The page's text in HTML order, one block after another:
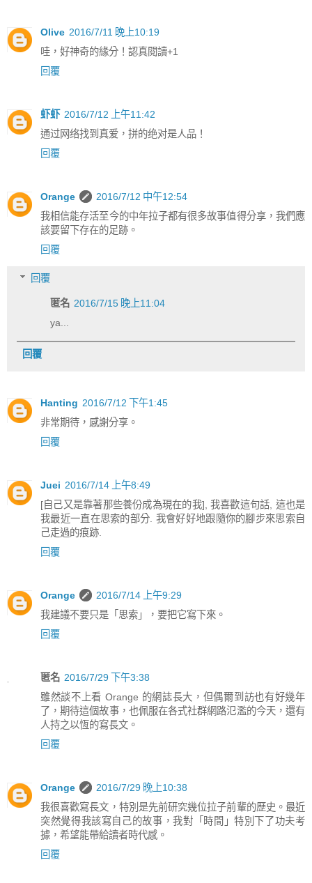
Olive 2016/7/11 晚上10:19
哇，好神奇的緣分！認真閱讀+1
回覆
虾虾 2016/7/12 上午11:42
通过网络找到真爱，拼的绝对是人品！
回覆
Orange
2016/7/12 中午12:54
我相信能存活至今的中年拉子都有很多故事值得分享，我們應
該要留下存在的足跡。
回覆
回覆
匿名 2016/7/15 晚上11:04
ya...
回覆
Hanting 2016/7/12 下午1:45
非常期待，感謝分享。
回覆
Juei 2016/7/14 上午8:49
[自己又是靠著那些養份成為現在的我], 我喜歡這句話, 這也是
我最近一直在思索的部分. 我會好好地跟隨你的腳步來思索自
己走過的痕跡.
回覆
Orange
2016/7/14 上午9:29
我建議不要只是「思索」，要把它寫下來。
回覆
匿名 2016/7/29 下午3:38
雖然談不上看 Orange 的網誌長大，但偶爾到訪也有好幾年
了，期待這個故事，也佩服在各式社群網路氾濫的今天，還有
人持之以恆的寫長文。
回覆
Orange
2016/7/29 晚上10:38
我很喜歡寫長文，特別是先前研究幾位拉子前輩的歷史。最近
突然覺得我該寫自己的故事，我對「時間」特別下了功夫考
據，希望能帶給讀者時代感。
回覆